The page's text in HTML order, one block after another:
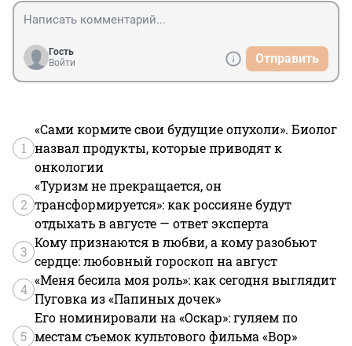
Гость
Войти
Отправить
1
«Сами кормите свои будущие опухоли». Биолог
назвал продукты, которые приводят к
онкологии
2
«Туризм не прекращается, он
трансформируется»: как россияне будут
отдыхать в августе — ответ эксперта
3
Кому признаются в любви, а кому разобьют
сердце: любовный гороскоп на август
4
«Меня бесила моя роль»: как сегодня выглядит
Пуговка из «Папиных дочек»
5
Его номинировали на «Оскар»: гуляем по
местам съемок культового фильма «Вор»